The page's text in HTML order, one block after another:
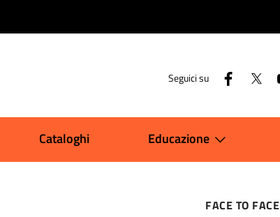
Seguici su
Cataloghi Educazione
FACE TO FACE